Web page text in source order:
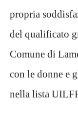
propria
del qualificato
Comune di
con le donne e
nella lista